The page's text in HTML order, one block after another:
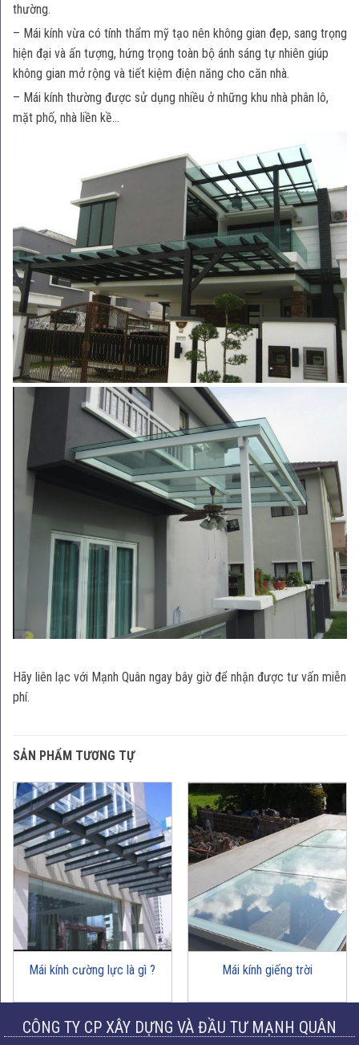
thường.
– Mái kính vừa có tính thẩm mỹ tạo nên không gian đẹp, sang trọng
hiện đại và ấn tượng, hứng trọng toàn bộ ánh sáng tự nhiên giúp
không gian mở rộng và tiết kiệm điện năng cho căn nhà.
– Mái kính thường được sử dụng nhiều ở những khu nhà phân lô,
mặt phố, nhà liền kề…
Hãy liên lạc với Mạnh Quân ngay bây giờ để nhận được tư vấn miễn
phí.
SẢN PHẨM TƯƠNG TỰ
Mái kính cường lực là gì ? Mái kính giếng trời
CÔNG TY CP XÂY DỰNG VÀ ĐẦU TƯ MẠNH QUÂN